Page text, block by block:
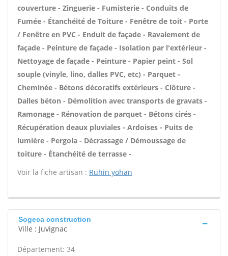
couverture - Zinguerie - Fumisterie - Conduits de
Fumée - Étanchéité de Toiture - Fenêtre de toit - Porte
/ Fenêtre en PVC - Enduit de façade - Ravalement de
façade - Peinture de façade - Isolation par l'extérieur -
Nettoyage de façade - Peinture - Papier peint - Sol
souple (vinyle, lino, dalles PVC, etc) - Parquet -
Cheminée - Bétons décoratifs extérieurs - Clôture -
Dalles béton - Démolition avec transports de gravats -
Ramonage - Rénovation de parquet - Bétons cirés -
Récupération deaux pluviales - Ardoises - Puits de
lumière - Pergola - Décrassage / Démoussage de
toiture - Étanchéité de terrasse -
Voir la fiche artisan : Ruhin yohan
Sogeca construction
Ville : Juvignac
Département: 34